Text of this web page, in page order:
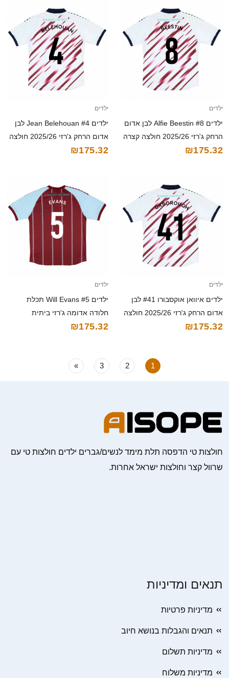
ילדים
ילדים Alfie Beestin #8 לבן אדום
הרחק ג'רזי 2025/26 חולצה קצרה
₪175.32
ילדים
ילדים Jean Belehouan #4 לבן
אדום הרחק ג'רזי 2025/26 חולצה
קצרה
₪175.32
ילדים
ילדים איוואן אוקסבורו #41 לבן
אדום הרחק ג'רזי 2025/26 חולצה
קצרה
₪175.32
ילדים
ילדים Will Evans #5 תכלת
חלודה אדומה ג'רזי ביתית
2025/26 חולצה קצרה
₪175.32
1
2
3
»
חולצות טי הדפסה תלת מימד לנשים/גברים ילדים חולצות טי עם
שרוול קצר וחולצות ישראל אחרות.
תנאים ומדיניות
מדיניות פרטיות
תנאים והגבלות בנושא חיוב
מדיניות תשלום
מדיניות משלוח